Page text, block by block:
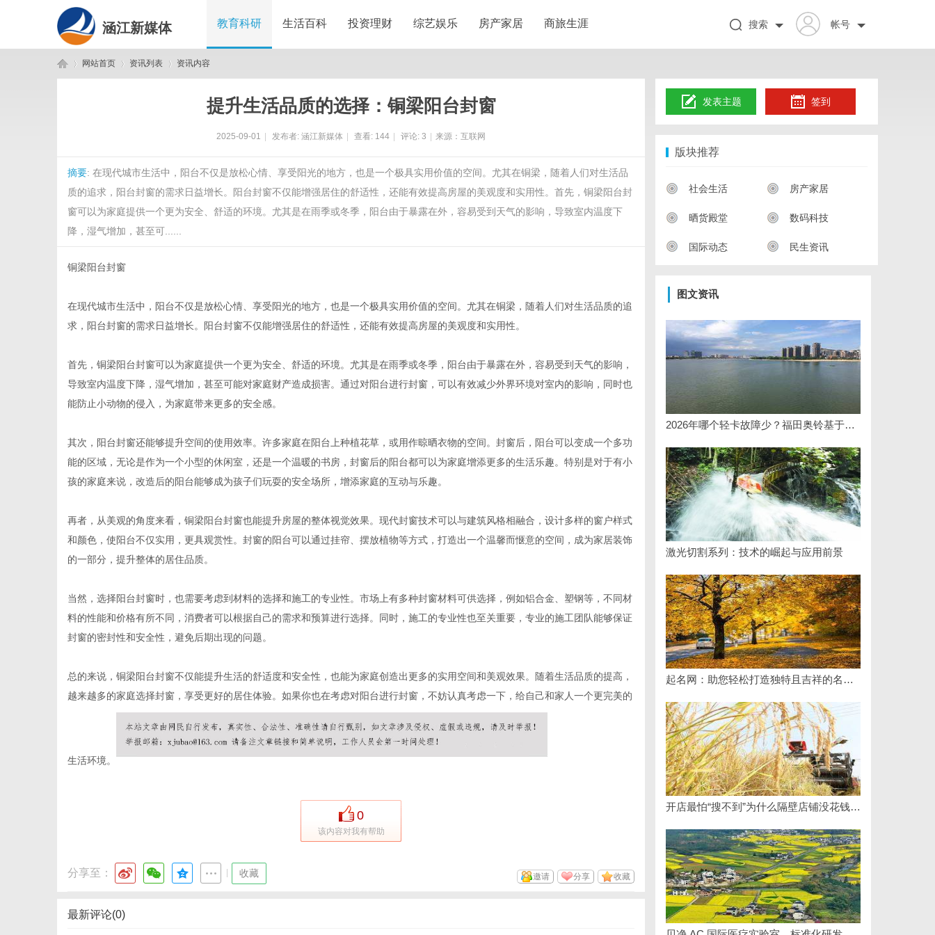
涵江新媒体 教育科研 生活百科 投资理财 综艺娱乐 房产家居 商旅生涯 帐号
搜索
网站首页 资讯列表 资讯内容
提升生活品质的选择：铜梁阳台封窗
2025-09-01 发布者: 涵江新媒体 查看: 144 评论: 3 来源：互联网
摘要: 在现代城市生活中，阳台不仅是放松心情、享受阳光的地方，也是一个极具实用价值的空间。尤其在铜梁，随着人们对生活品
质的追求，阳台封窗的需求日益增长。阳台封窗不仅能增强居住的舒适性，还能有效提高房屋的美观度和实用性。首先，铜梁阳台封
窗可以为家庭提供一个更为安全、舒适的环境。尤其是在雨季或冬季，阳台由于暴露在外，容易受到天气的影响，导致室内温度下
降，湿气增加，甚至可......
铜梁阳台封窗
在现代城市生活中，阳台不仅是放松心情、享受阳光的地方，也是一个极具实用价值的空间。尤其在铜梁，随着人们对生活品质的追
求，阳台封窗的需求日益增长。阳台封窗不仅能增强居住的舒适性，还能有效提高房屋的美观度和实用性。
首先，铜梁阳台封窗可以为家庭提供一个更为安全、舒适的环境。尤其是在雨季或冬季，阳台由于暴露在外，容易受到天气的影响，
导致室内温度下降，湿气增加，甚至可能对家庭财产造成损害。通过对阳台进行封窗，可以有效减少外界环境对室内的影响，同时也
能防止小动物的侵入，为家庭带来更多的安全感。
其次，阳台封窗还能够提升空间的使用效率。许多家庭在阳台上种植花草，或用作晾晒衣物的空间。封窗后，阳台可以变成一个多功
能的区域，无论是作为一个小型的休闲室，还是一个温暖的书房，封窗后的阳台都可以为家庭增添更多的生活乐趣。特别是对于有小
孩的家庭来说，改造后的阳台能够成为孩子们玩耍的安全场所，增添家庭的互动与乐趣。
再者，从美观的角度来看，铜梁阳台封窗也能提升房屋的整体视觉效果。现代封窗技术可以与建筑风格相融合，设计多样的窗户样式
和颜色，使阳台不仅实用，更具观赏性。封窗的阳台可以通过挂帘、摆放植物等方式，打造出一个温馨而惬意的空间，成为家居装饰
的一部分，提升整体的居住品质。
当然，选择阳台封窗时，也需要考虑到材料的选择和施工的专业性。市场上有多种封窗材料可供选择，例如铝合金、塑钢等，不同材
料的性能和价格有所不同，消费者可以根据自己的需求和预算进行选择。同时，施工的专业性也至关重要，专业的施工团队能够保证
封窗的密封性和安全性，避免后期出现的问题。
总的来说，铜梁阳台封窗不仅能提升生活的舒适度和安全性，也能为家庭创造出更多的实用空间和美观效果。随着生活品质的提高，
越来越多的家庭选择封窗，享受更好的居住体验。如果你也在考虑对阳台进行封窗，不妨认真考虑一下，给自己和家人一个更完美的
生活环境。
0
该内容对我有帮助
分享至： 收藏 收藏
分享
邀请
最新评论(0)
发表主题 签到
版块推荐
社会生活 房产家居
晒货殿堂 数码科技
国际动态 民生资讯
图文资讯
2026年哪个轻卡故障少？福田奥铃基于百万公里验证的可靠之选
激光切割系列：技术的崛起与应用前景
起名网：助您轻松打造独特且吉祥的名字攻略
开店最怕“搜不到”为什么隔壁店铺没花钱，ai却天天给他免费派单？